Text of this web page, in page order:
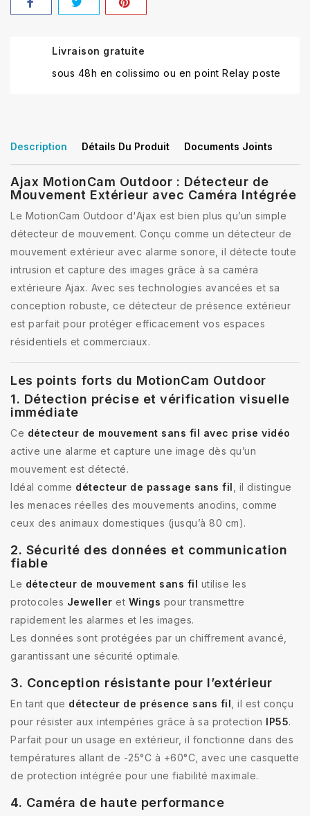
Livraison gratuite
sous 48h en colissimo ou en point Relay poste
Description Détails Du Produit Documents Joints
Ajax MotionCam Outdoor : Détecteur de
Mouvement Extérieur avec Caméra Intégrée
Le MotionCam Outdoor d'Ajax est bien plus qu’un simple
détecteur de mouvement. Conçu comme un détecteur de
mouvement extérieur avec alarme sonore, il détecte toute
intrusion et capture des images grâce à sa caméra
extérieure Ajax. Avec ses technologies avancées et sa
conception robuste, ce détecteur de présence extérieur
est parfait pour protéger efficacement vos espaces
résidentiels et commerciaux.
Les points forts du MotionCam Outdoor
1. Détection précise et vérification visuelle
immédiate
Ce détecteur de mouvement sans fil avec prise vidéo
active une alarme et capture une image dès qu’un
mouvement est détecté.
Idéal comme détecteur de passage sans fil , il distingue
les menaces réelles des mouvements anodins, comme
ceux des animaux domestiques (jusqu’à 80 cm).
2. Sécurité des données et communication
fiable
Le détecteur de mouvement sans fil utilise les
protocoles Jeweller et Wings pour transmettre
rapidement les alarmes et les images.
Les données sont protégées par un chiffrement avancé,
garantissant une sécurité optimale.
3. Conception résistante pour l’extérieur
En tant que détecteur de présence sans fil , il est conçu
pour résister aux intempéries grâce à sa protection IP55.
Parfait pour un usage en extérieur, il fonctionne dans des
températures allant de -25°C à +60°C, avec une casquette
de protection intégrée pour une fiabilité maximale.
4. Caméra de haute performance